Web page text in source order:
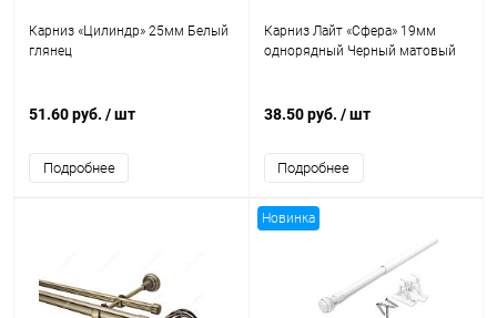
Карниз «Цилиндр» 25мм Белый
глянец
51.60 руб. / шт
Подробнее
Карниз Лайт «Сфера» 19мм
однорядный Черный матовый
38.50 руб. / шт
Подробнее
Новинка